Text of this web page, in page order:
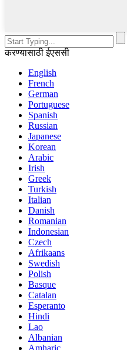
करण्यासाठी ईएससी
English
French
German
Portuguese
Spanish
Russian
Japanese
Korean
Arabic
Irish
Greek
Turkish
Italian
Danish
Romanian
Indonesian
Czech
Afrikaans
Swedish
Polish
Basque
Catalan
Esperanto
Hindi
Lao
Albanian
Amharic